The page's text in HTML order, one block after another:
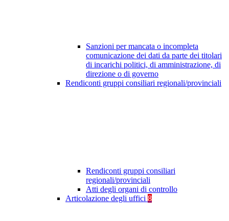
Sanzioni per mancata o incompleta
comunicazione dei dati da parte dei titolari
di incarichi politici, di amministrazione, di
direzione o di governo
Rendiconti gruppi consiliari regionali/provinciali
Rendiconti gruppi consiliari
regionali/provinciali
Atti degli organi di controllo
Articolazione degli uffici 8